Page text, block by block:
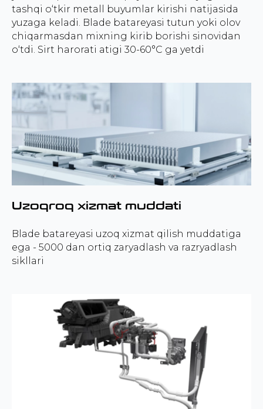
tashqi o‘tkir metall buyumlar kirishi natijasida
yuzaga keladi. Blade batareyasi tutun yoki olov
chiqarmasdan mixning kirib borishi sinovidan
o‘tdi. Sirt harorati atigi 30-60°C ga yetdi
Uzoqroq xizmat muddati
Blade batareyasi uzoq xizmat qilish muddatiga
ega - 5000 dan ortiq zaryadlash va razryadlash
sikllari